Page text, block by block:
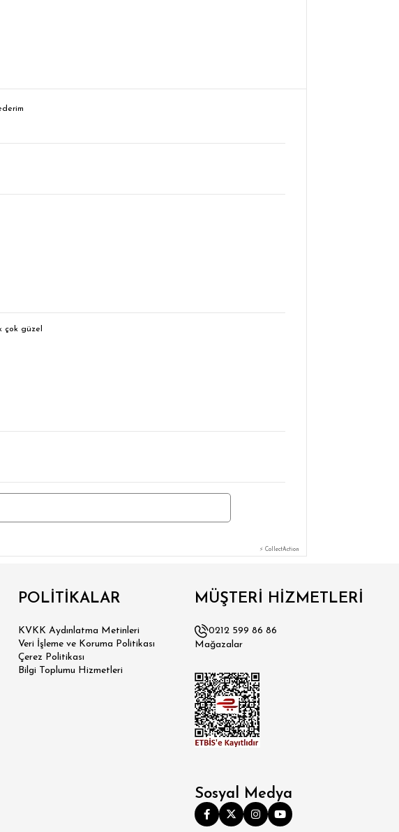
çok güzel
⚡ CollectAction
POLİTİKALAR
KVKK Aydınlatma Metinleri
Veri İşleme ve Koruma Politikası
Çerez Politikası
Bilgi Toplumu Hizmetleri
MÜŞTERİ HİZMETLERİ
0212 599 86 86
Mağazalar
Sosyal Medya